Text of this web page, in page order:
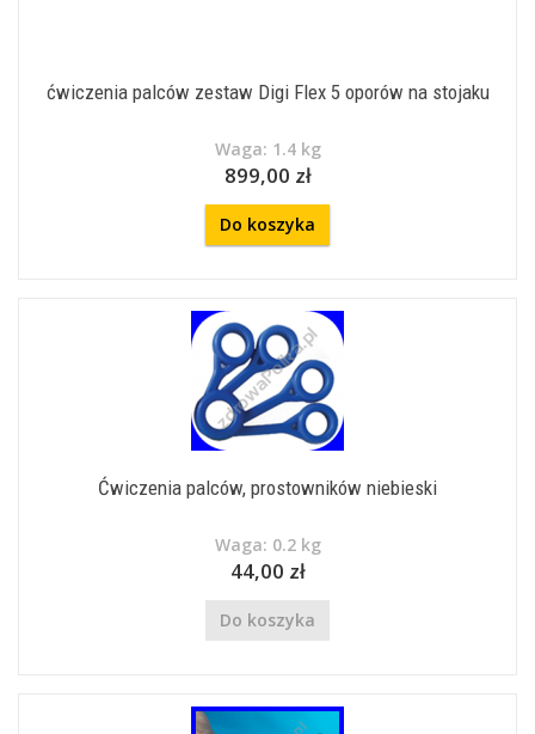
ćwiczenia palców zestaw Digi Flex 5 oporów na stojaku
Waga: 1.4 kg
899,00 zł
Do koszyka
Ćwiczenia palców, prostowników niebieski
Waga: 0.2 kg
44,00 zł
Do koszyka